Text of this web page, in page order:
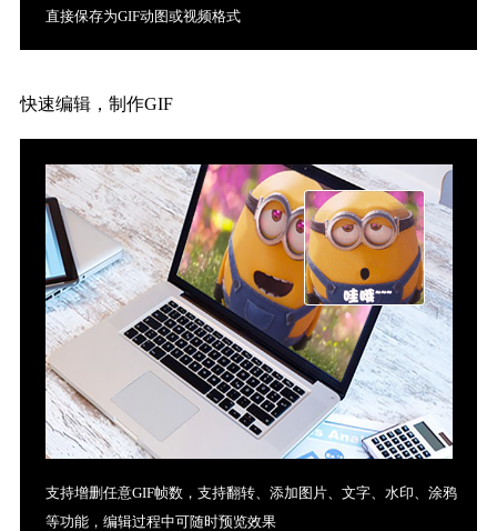
直接保存为GIF动图或视频格式
快速编辑，制作GIF
支持增删任意GIF帧数，支持翻转、添加图片、文字、水印、涂鸦
等功能，编辑过程中可随时预览效果